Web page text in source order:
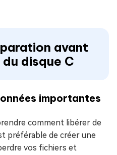
avant
disque C
importantes
comment libérer de
préférable de créer une
vos fichiers et